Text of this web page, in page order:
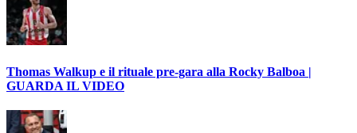
Thomas Walkup e il rituale pre-gara alla Rocky Balboa |
GUARDA IL VIDEO